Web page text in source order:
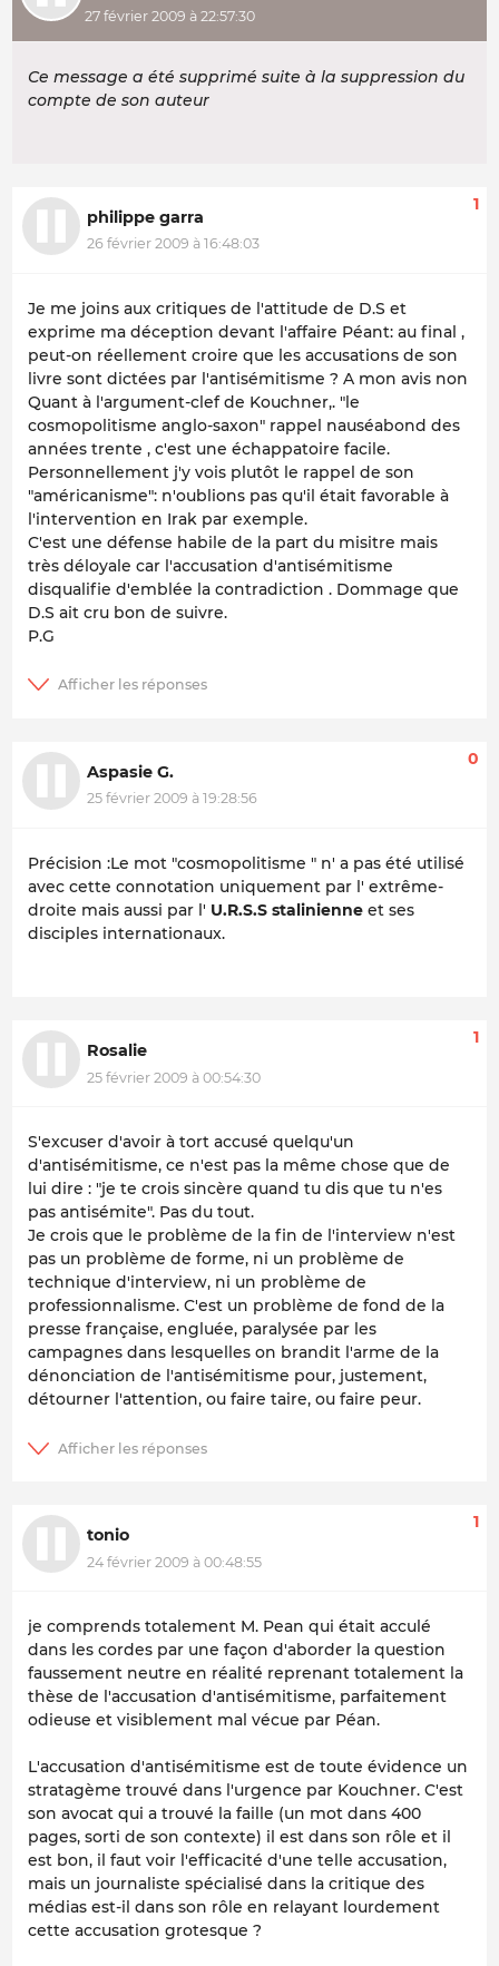
27 février 2009 à 22:57:30
Ce message a été supprimé suite à la suppression du
compte de son auteur
philippe garra
26 février 2009 à 16:48:03
1
Je me joins aux critiques de l'attitude de D.S et
exprime ma déception devant l'affaire Péant: au final ,
peut-on réellement croire que les accusations de son
livre sont dictées par l'antisémitisme ? A mon avis non
Quant à l'argument-clef de Kouchner,. "le
cosmopolitisme anglo-saxon" rappel nauséabond des
années trente , c'est une échappatoire facile.
Personnellement j'y vois plutôt le rappel de son
"américanisme": n'oublions pas qu'il était favorable à
l'intervention en Irak par exemple.
C'est une défense habile de la part du misitre mais
très déloyale car l'accusation d'antisémitisme
disqualifie d'emblée la contradiction . Dommage que
D.S ait cru bon de suivre.
P.G
Aspasie G.
25 février 2009 à 19:28:56
0
Précision :Le mot "cosmopolitisme " n' a pas été utilisé
avec cette connotation uniquement par l' extrême-
droite mais aussi par l' U.R.S.S stalinienne et ses
disciples internationaux.
Rosalie
25 février 2009 à 00:54:30
1
S'excuser d'avoir à tort accusé quelqu'un
d'antisémitisme, ce n'est pas la même chose que de
lui dire : "je te crois sincère quand tu dis que tu n'es
pas antisémite". Pas du tout.
Je crois que le problème de la fin de l'interview n'est
pas un problème de forme, ni un problème de
technique d'interview, ni un problème de
professionnalisme. C'est un problème de fond de la
presse française, engluée, paralysée par les
campagnes dans lesquelles on brandit l'arme de la
dénonciation de l'antisémitisme pour, justement,
détourner l'attention, ou faire taire, ou faire peur.
tonio
24 février 2009 à 00:48:55
1
je comprends totalement M. Pean qui était acculé
dans les cordes par une façon d'aborder la question
faussement neutre en réalité reprenant totalement la
thèse de l'accusation d'antisémitisme, parfaitement
odieuse et visiblement mal vécue par Péan.
L'accusation d'antisémitisme est de toute évidence un
stratagème trouvé dans l'urgence par Kouchner. C'est
son avocat qui a trouvé la faille (un mot dans 400
pages, sorti de son contexte) il est dans son rôle et il
est bon, il faut voir l'efficacité d'une telle accusation,
mais un journaliste spécialisé dans la critique des
médias est-il dans son rôle en relayant lourdement
cette accusation grotesque ?